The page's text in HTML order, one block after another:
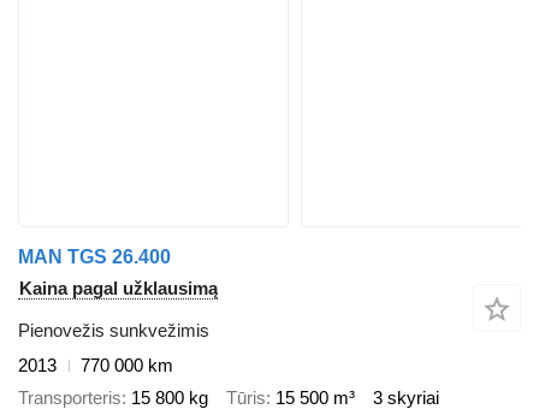
MAN TGS 26.400
Kaina pagal užklausimą
Pienovežis sunkvežimis
2013
770 000 km
Transporteris 15 800 kg Tūris 15 500 m³ 3 skyriai